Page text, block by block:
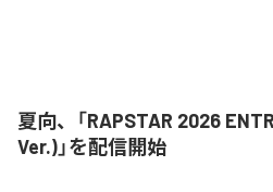
夏向、「RAPSTAR 2026
Ver.)」を配信開始